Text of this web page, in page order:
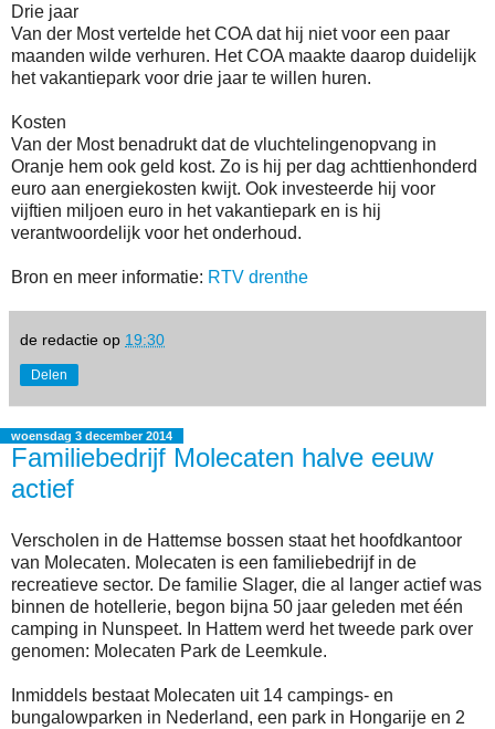
Drie jaar
Van der Most vertelde het COA dat hij niet voor een paar
maanden wilde verhuren. Het COA maakte daarop duidelijk
het vakantiepark voor drie jaar te willen huren.
Kosten
Van der Most benadrukt dat de vluchtelingenopvang in
Oranje hem ook geld kost. Zo is hij per dag achttienhonderd
euro aan energiekosten kwijt. Ook investeerde hij voor
vijftien miljoen euro in het vakantiepark en is hij
verantwoordelijk voor het onderhoud.
Bron en meer informatie: RTV drenthe
de redactie op 19:30
Delen
woensdag 3 december 2014
Familiebedrijf Molecaten halve eeuw
actief
Verscholen in de Hattemse bossen staat het hoofdkantoor
van Molecaten. Molecaten is een familiebedrijf in de
recreatieve sector. De familie Slager, die al langer actief was
binnen de hotellerie, begon bijna 50 jaar geleden met één
camping in Nunspeet. In Hattem werd het tweede park over
genomen: Molecaten Park de Leemkule.
Inmiddels bestaat Molecaten uit 14 campings- en
bungalowparken in Nederland, een park in Hongarije en 2